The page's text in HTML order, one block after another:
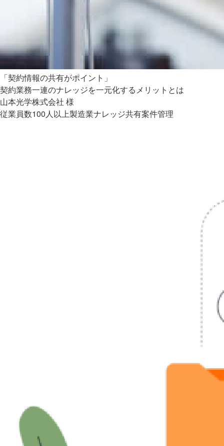
「契約情報の共有がポイント」
契約業務一連のナレッジを一元化するメリットとは
山本光学株式会社 様
従業員数100人以上製造業ナレッジ共有案件管理